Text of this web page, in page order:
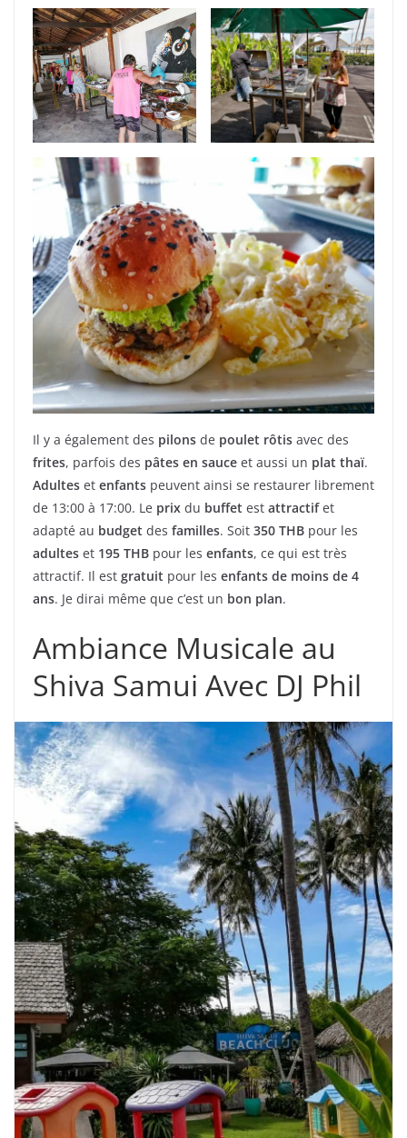
Il y a également des pilons de poulet rôtis avec des
frites, parfois des pâtes en sauce et aussi un plat thaï.
Adultes et enfants peuvent ainsi se restaurer librement
de 13:00 à 17:00. Le prix du buffet est attractifet
adapté au budget des familles. Soit 350 THB pour les
adultes et 195 THB pour les enfants, ce qui est très
attractif. Il est gratuit pour les enfants de moins de 4
ans. Je dirai même que c’est un bon plan.
Ambiance Musicale au
Shiva Samui Avec DJ Phil